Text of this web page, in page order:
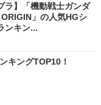
ラ】「機動戦士ガンダ
」の人気HGシ
ンキン...
キングTOP10！